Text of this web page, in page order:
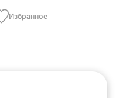
Избранное